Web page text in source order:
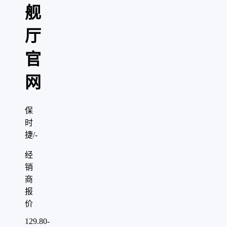
舰
厅
官
网
保
时
捷/-
经
销
商
报
价
129.80-